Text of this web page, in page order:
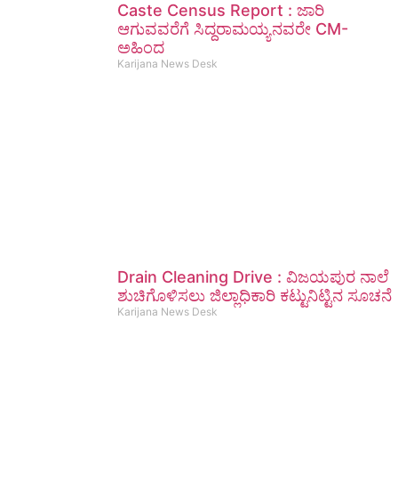
Caste Census Report : ಜಾರಿ
ಆಗುವವರೆಗೆ ಸಿದ್ದರಾಮಯ್ಯನವರೇ CM-
ಅಹಿಂದ
Karijana News Desk
Drain Cleaning Drive : ವಿಜಯಪುರ ನಾಲೆ
ಶುಚಿಗೊಳಿಸಲು ಜಿಲ್ಲಾಧಿಕಾರಿ ಕಟ್ಟುನಿಟ್ಟಿನ ಸೂಚನೆ
Karijana News Desk